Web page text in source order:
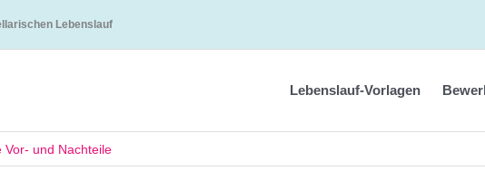
Lebenslauf
Lebenslauf-Vorlagen
Vor- und Nachteile